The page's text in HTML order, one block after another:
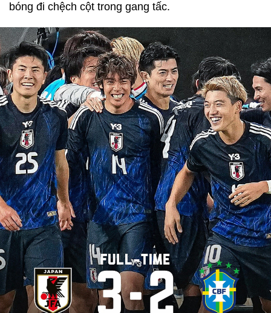
bóng đi chệch cột trong gang tấc.